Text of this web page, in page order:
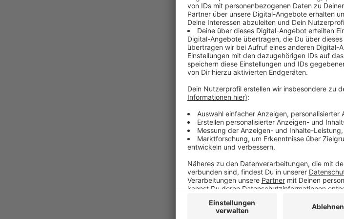
Für Kreis war es die
wechselt wohl zum
wird, steht noch nicht
Weitere Infos und
Anzeige
So berichtet die DEG: